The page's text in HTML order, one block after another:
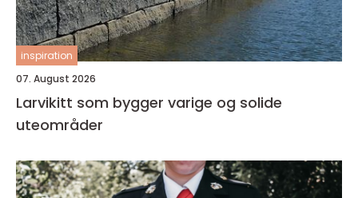
inspiration
07. August 2026
Larvikitt som bygger varige og solide
uteområder